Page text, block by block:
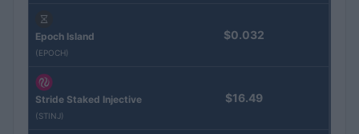
Epoch Island
(EPOCH)
$0.032
Stride Staked Injective
(STINJ)
$16.49